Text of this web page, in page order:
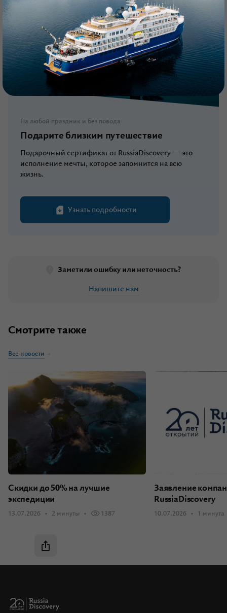
На любой праздник и без повода
Подарите близким путешествие
Подарочный сертификат от RussiaDiscovery — это
исполнение мечты, которое запомнится на всю
жизнь.
Узнать подробности
Заметили ошибку или неточность?
Напишите нам
Смотрите также
Все новости
Скидки до 50% на лучшие
экспедиции
13.07.2026 2 минуты 1387
Заявление
RussiaDiscovery
10.07.2026 1 минута